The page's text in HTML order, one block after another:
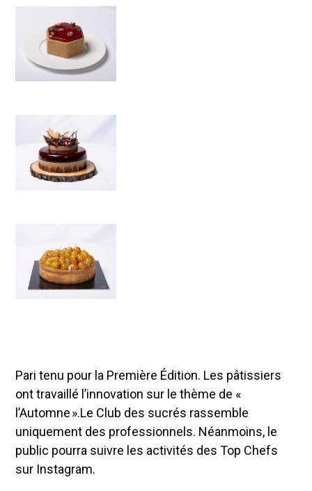
Pari tenu pour la Première Édition. Les pâtissiers
ont travaillé l’innovation sur le thème de «
l’Automne ».Le Club des sucrés rassemble
uniquement des professionnels. Néanmoins, le
public pourra suivre les activités des Top Chefs
sur Instagram.